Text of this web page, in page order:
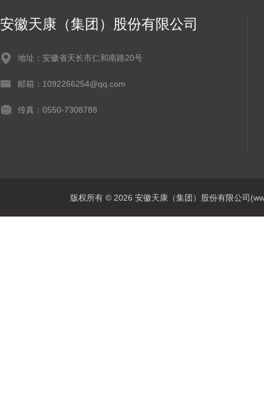
安徽天康（集团）股份有限公司
地址：安徽省天长市仁和南路20号
邮箱：1092266254@qq.com
传真：0550-7308788
版权所有 © 2026 安徽天康（集团）股份有限公司